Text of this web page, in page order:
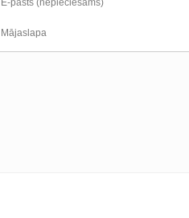
E-pasts (nepieciešams)
Mājaslapa